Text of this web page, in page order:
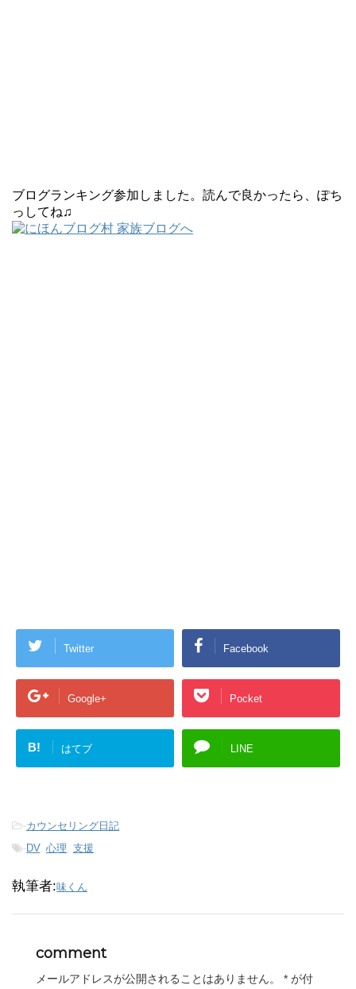
ブログランキング参加しました。読んで良かったら、ぽち
っしてね♫
Twitter Facebook
Google+ Pocket
B! はてブ LINE
-カウンセリング日記
-DV, 心理, 支援
執筆者:味くん
comment
メールアドレスが公開されることはありません。 * が付